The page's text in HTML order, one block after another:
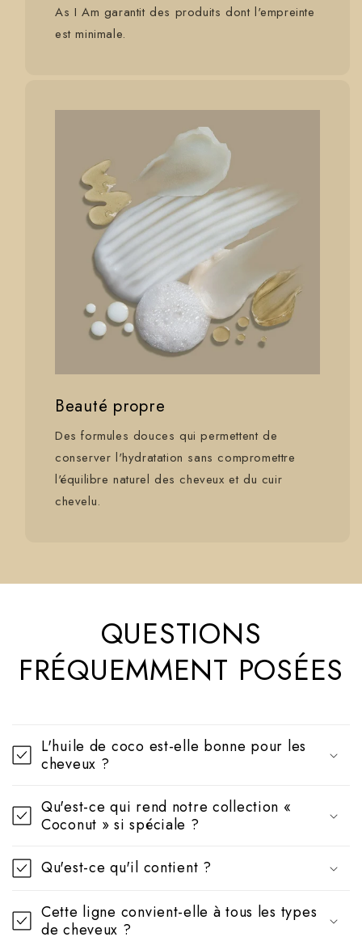
As I Am garantit des produits dont l'empreinte
est minimale.
Beauté propre
Des formules douces qui permettent de
conserver l'hydratation sans compromettre
l'équilibre naturel des cheveux et du cuir
chevelu.
QUESTIONS
FRÉQUEMMENT POSÉES
L'huile de coco est-elle bonne pour les
cheveux ?
Qu'est-ce qui rend notre collection «
Coconut » si spéciale ?
Qu'est-ce qu'il contient ?
Cette ligne convient-elle à tous les types
de cheveux ?